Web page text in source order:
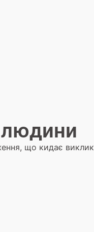
людини
що кидає виклик